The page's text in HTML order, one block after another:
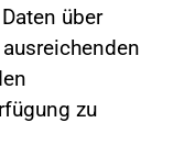
über
zu